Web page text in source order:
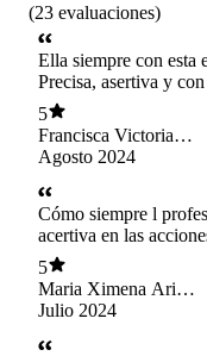
(23 evaluaciones)
Ella siempre con esta
Precisa, asertiva y
entregar ese
necesita. Grande mi
5
Francisca Victoria
Pinto Ramir
Agosto 2024
Cómo siempre l
acertiva en las
recomiendo 10%
5
Maria Ximena Arias
Barrios
Julio 2024